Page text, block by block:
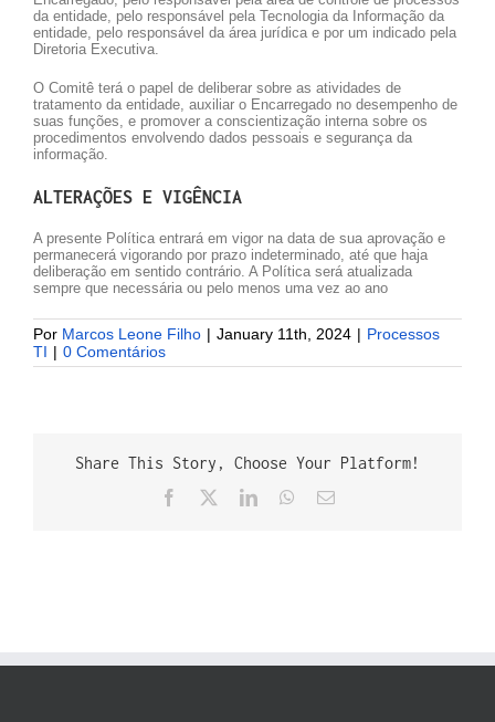
da entidade, pelo responsável pela Tecnologia da Informação da
entidade, pelo responsável da área jurídica e por um indicado pela
Diretoria Executiva.
O Comitê terá o papel de deliberar sobre as atividades de
tratamento da entidade, auxiliar o Encarregado no desempenho de
suas funções, e promover a conscientização interna sobre os
procedimentos envolvendo dados pessoais e segurança da
informação.
ALTERAÇÕES E VIGÊNCIA
A presente Política entrará em vigor na data de sua aprovação e
permanecerá vigorando por prazo indeterminado, até que haja
deliberação em sentido contrário. A Política será atualizada
sempre que necessária ou pelo menos uma vez ao ano
Por Marcos Leone Filho | January 11th, 2024 | Processos
TI | 0 Comentários
Share This Story, Choose Your Platform!
Facebook LinkedInWhatsApp
E-